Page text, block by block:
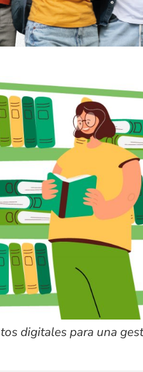
digitales para una